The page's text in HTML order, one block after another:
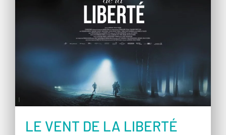
LE VENT DE LA LIBERTÉ